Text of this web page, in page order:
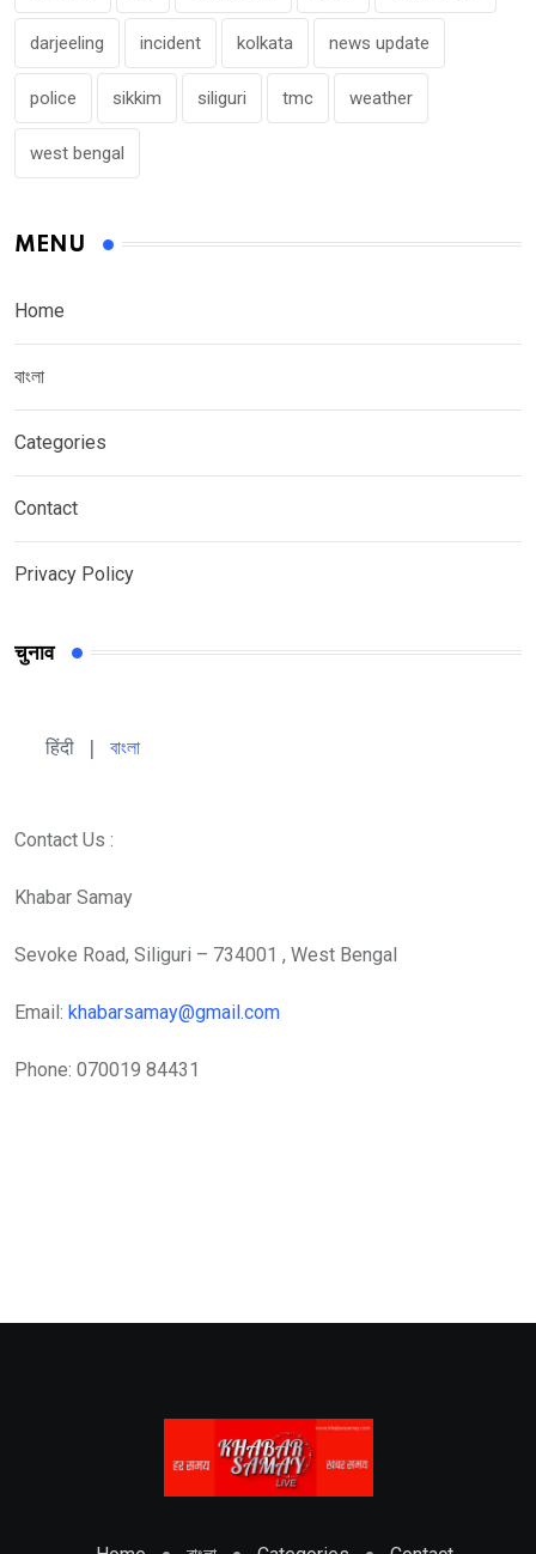
darjeeling incident kolkata news update
police sikkim siliguri tmc weather
west bengal
MENU
Home
বাংলা
Categories
Contact
Privacy Policy
चुनाव
हिंदी বাংলা
Contact Us :
Khabar Samay
Sevoke Road, Siliguri – 734001 , West Bengal
Email: khabarsamay@gmail.com
Phone: 070019 84431